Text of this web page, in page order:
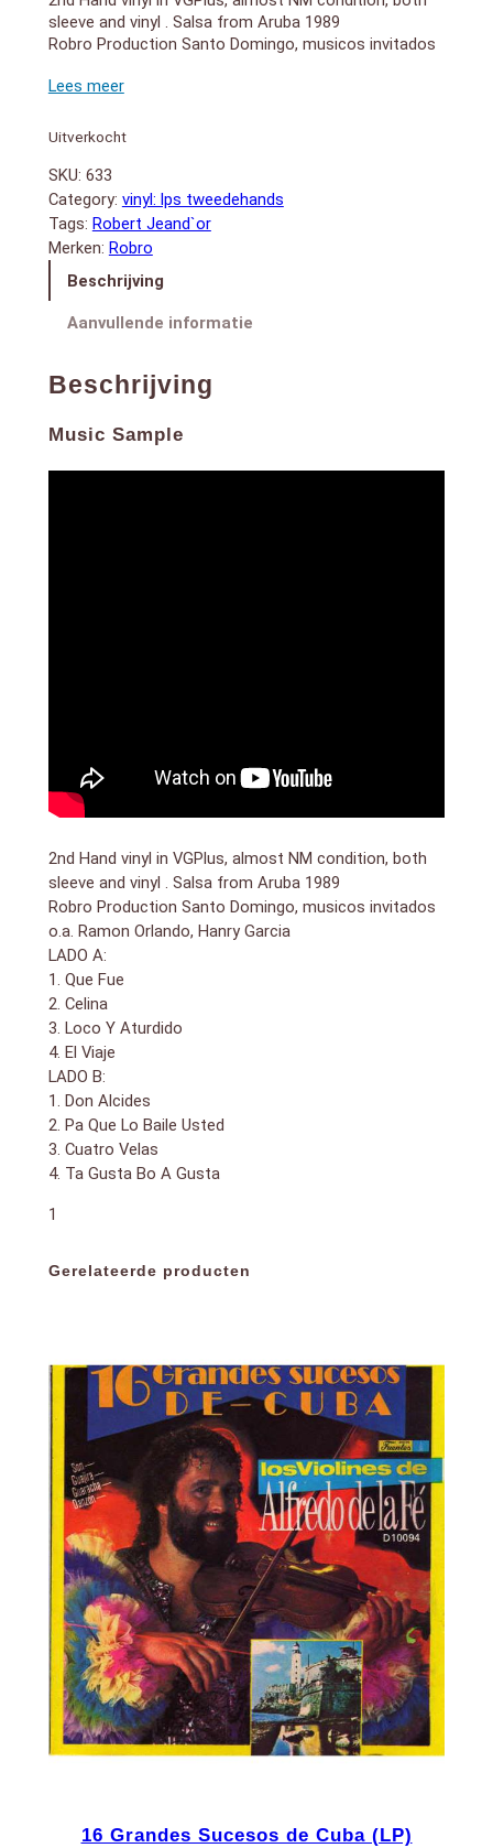
sleeve and vinyl . Salsa from Aruba 1989
Robro Production Santo Domingo, musicos invitados
LADO A:
2. Celina
4. El Viaje
LADO B:
1. Don Alcides
2. Pa Que Lo Baile Usted
3. Cuatro Velas
4. Ta Gusta Bo A Gusta
Uitverkocht
SKU: 633
Category: vinyl: lps tweedehands
Tags: Robert Jeand`or
Merken: Robro
Beschrijving
Aanvullende informatie
Beschrijving
Music Sample
2nd Hand vinyl in VGPlus, almost NM condition, both
sleeve and vinyl . Salsa from Aruba 1989
Robro Production Santo Domingo, musicos invitados
o.a. Ramon Orlando, Hanry Garcia
LADO A:
1. Que Fue
2. Celina
3. Loco Y Aturdido
4. El Viaje
LADO B:
1. Don Alcides
2. Pa Que Lo Baile Usted
3. Cuatro Velas
4. Ta Gusta Bo A Gusta
1
Gerelateerde producten
16 Grandes Sucesos de Cuba (LP)